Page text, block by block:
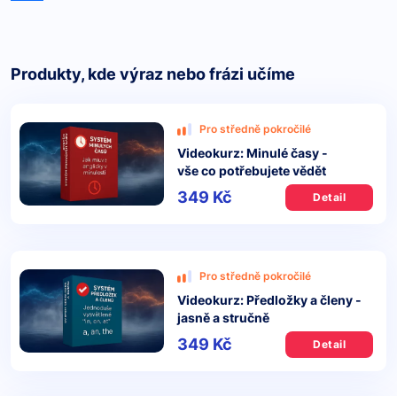
Produkty, kde výraz nebo frázi učíme
Pro středně pokročilé
Videokurz: Minulé časy -
vše co potřebujete vědět
349 Kč Detail
Pro středně pokročilé
Videokurz: Předložky a členy -
jasně a stručně
349 Kč Detail